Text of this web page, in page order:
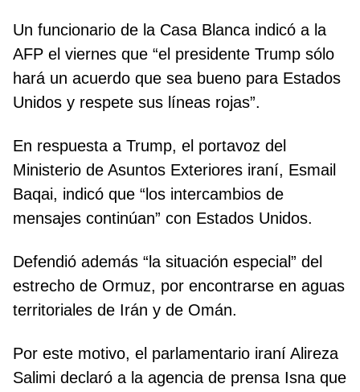
Un funcionario de la Casa Blanca indicó a la
AFP el viernes que “el presidente Trump sólo
hará un acuerdo que sea bueno para Estados
Unidos y respete sus líneas rojas”.
En respuesta a Trump, el portavoz del
Ministerio de Asuntos Exteriores iraní, Esmail
Baqai, indicó que “los intercambios de
mensajes continúan” con Estados Unidos.
Defendió además “la situación especial” del
estrecho de Ormuz, por encontrarse en aguas
territoriales de Irán y de Omán.
Por este motivo, el parlamentario iraní Alireza
Salimi declaró a la agencia de prensa Isna que